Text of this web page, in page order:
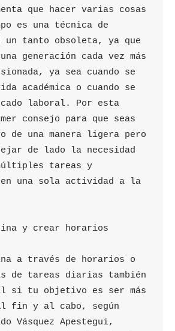
que hacer varias cosas
es una técnica de
un tanto obsoleta, ya que
generación cada vez más
ya sea cuando se
académica o cuando se
laboral. Por esta
consejo para que seas
de una manera ligera pero
de lado la necesidad
tareas y
una sola actividad a la
y crear horarios
a través de horarios o
de tareas diarias también
si tu objetivo es ser más
fin y al cabo, según
Vásquez Apestegui,